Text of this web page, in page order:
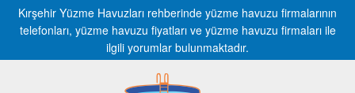
Kırşehir Yüzme Havuzları rehberinde yüzme havuzu firmalarının
telefonları, yüzme havuzu fiyatları ve yüzme havuzu firmaları ile
ilgili yorumlar bulunmaktadır.